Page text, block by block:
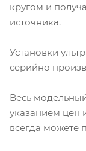
кругом и
источника.
Установки
серийно
Весь
указанием цен
всегда можете